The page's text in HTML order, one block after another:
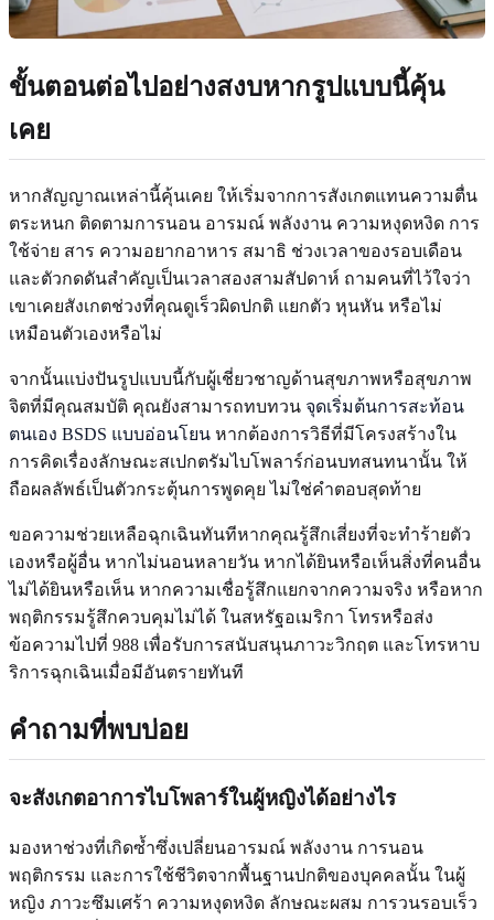
ขั้นตอนต่อไปอย่างสงบหากรูปแบบนี้คุ้น
เคย
หากสัญญาณเหล่านี้คุ้นเคย ให้เริ่มจากการสังเกตแทนความตื่น
ตระหนก ติดตามการนอน อารมณ์ พลังงาน ความหงุดหงิด การ
ใช้จ่าย สาร ความอยากอาหาร สมาธิ ช่วงเวลาของรอบเดือน
และตัวกดดันสำคัญเป็นเวลาสองสามสัปดาห์ ถามคนที่ไว้ใจว่า
เขาเคยสังเกตช่วงที่คุณดูเร็วผิดปกติ แยกตัว หุนหัน หรือไม่
เหมือนตัวเองหรือไม่
จากนั้นแบ่งปันรูปแบบนี้กับผู้เชี่ยวชาญด้านสุขภาพหรือสุขภาพ
จิตที่มีคุณสมบัติ คุณยังสามารถทบทวน จุดเริ่มต้นการสะท้อน
ตนเอง BSDS แบบอ่อนโยน หากต้องการวิธีที่มีโครงสร้างใน
การคิดเรื่องลักษณะสเปกตรัมไบโพลาร์ก่อนบทสนทนานั้น ให้
ถือผลลัพธ์เป็นตัวกระตุ้นการพูดคุย ไม่ใช่คำตอบสุดท้าย
ขอความช่วยเหลือฉุกเฉินทันทีหากคุณรู้สึกเสี่ยงที่จะทำร้ายตัว
เองหรือผู้อื่น หากไม่นอนหลายวัน หากได้ยินหรือเห็นสิ่งที่คนอื่น
ไม่ได้ยินหรือเห็น หากความเชื่อรู้สึกแยกจากความจริง หรือหาก
พฤติกรรมรู้สึกควบคุมไม่ได้ ในสหรัฐอเมริกา โทรหรือส่ง
ข้อความไปที่ 988 เพื่อรับการสนับสนุนภาวะวิกฤต และโทรหาบ
ริการฉุกเฉินเมื่อมีอันตรายทันที
คำถามที่พบบ่อย
จะสังเกตอาการไบโพลาร์ในผู้หญิงได้อย่างไร
มองหาช่วงที่เกิดซ้ำซึ่งเปลี่ยนอารมณ์ พลังงาน การนอน
พฤติกรรม และการใช้ชีวิตจากพื้นฐานปกติของบุคคลนั้น ในผู้
หญิง ภาวะซึมเศร้า ความหงุดหงิด ลักษณะผสม การวนรอบเร็ว